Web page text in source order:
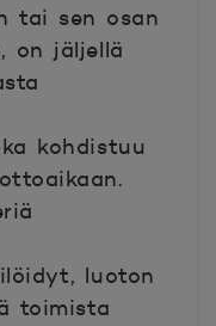
tai sen osan
on jäljellä
kohdistuu
luoton
toimista